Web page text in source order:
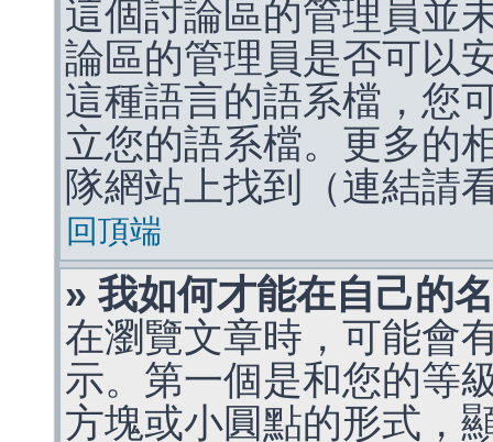
這個討論區的管理員並
論區的管理員是否可以
這種語言的語系檔，您
立您的語系檔。更多的
隊網站上找到（連結請
回頂端
» 我如何才能在自己的
在瀏覽文章時，可能會
示。第一個是和您的等
方塊或小圓點的形式，